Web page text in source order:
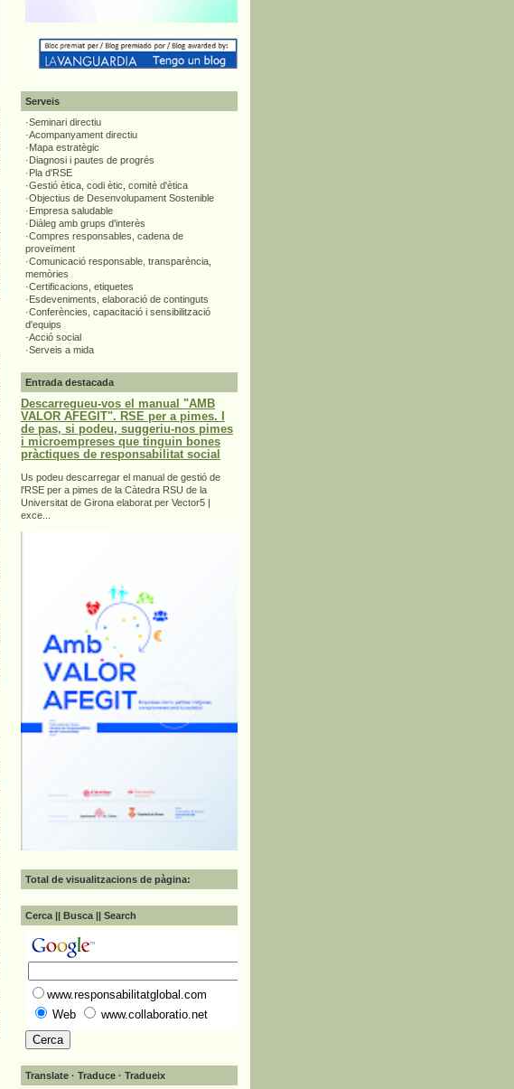
Serveis
·Seminari directiu
·Acompanyament directiu
·Mapa estratègic
·Diagnosi i pautes de progrés
·Pla d'RSE
·Gestió ètica, codi ètic, comitè d'ètica
·Objectius de Desenvolupament Sostenible
·Empresa saludable
·Diàleg amb grups d'interès
·Compres responsables, cadena de
proveïment
·Comunicació responsable, transparència,
memòries
·Certificacions, etiquetes
·Esdeveniments, elaboració de continguts
·Conferències, capacitació i sensibilització
d'equips
·Acció social
·Serveis a mida
Entrada destacada
Descarregueu-vos el manual "AMB
VALOR AFEGIT". RSE per a pimes. I
de pas, si podeu, suggeriu-nos pimes
i microempreses que tinguin bones
pràctiques de responsabilitat social
Us podeu descarregar el manual de gestió de
l'RSE per a pimes de la Càtedra RSU de la
Universitat de Girona elaborat per Vector5 |
exce...
Total de visualitzacions de pàgina:
Cerca || Busca || Search
www.responsabilitatglobal.com
Web
www.collaboratio.net
Translate · Traduce · Tradueix